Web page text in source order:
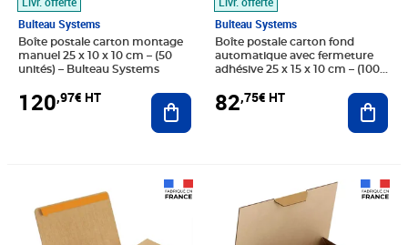
Bulteau Systems
Boîte postale carton montage
manuel 25 x 10 x 10 cm – (50
unités) – Bulteau Systems
120,97€ HT Ajouter au panier
Bulteau Systems
Boîte postale carton fond
automatique avec fermeture
adhésive 25 x 15 x 10 cm – (100
82,75€ HT
Prix 125,45€ HT Prix 130,76€ HT